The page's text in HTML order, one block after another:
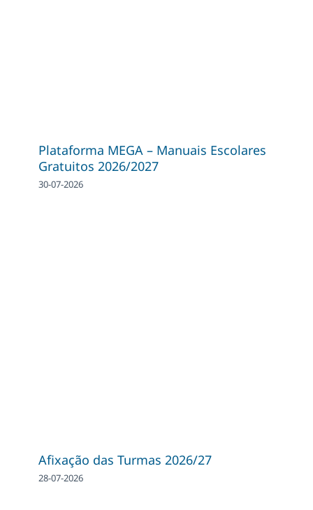
Plataforma MEGA – Manuais Escolares
Gratuitos 2026/2027
30-07-2026
Afixação das Turmas 2026/27
28-07-2026